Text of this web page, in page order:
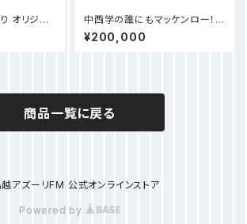
オリジナ
中西学の誰にもマッケンロー！ス
ポンサー様【野人ダンスラリアッ
トプラン 】
¥200,000
商品一覧に戻る
アズーリFM 公式オンラインストア
Powered by